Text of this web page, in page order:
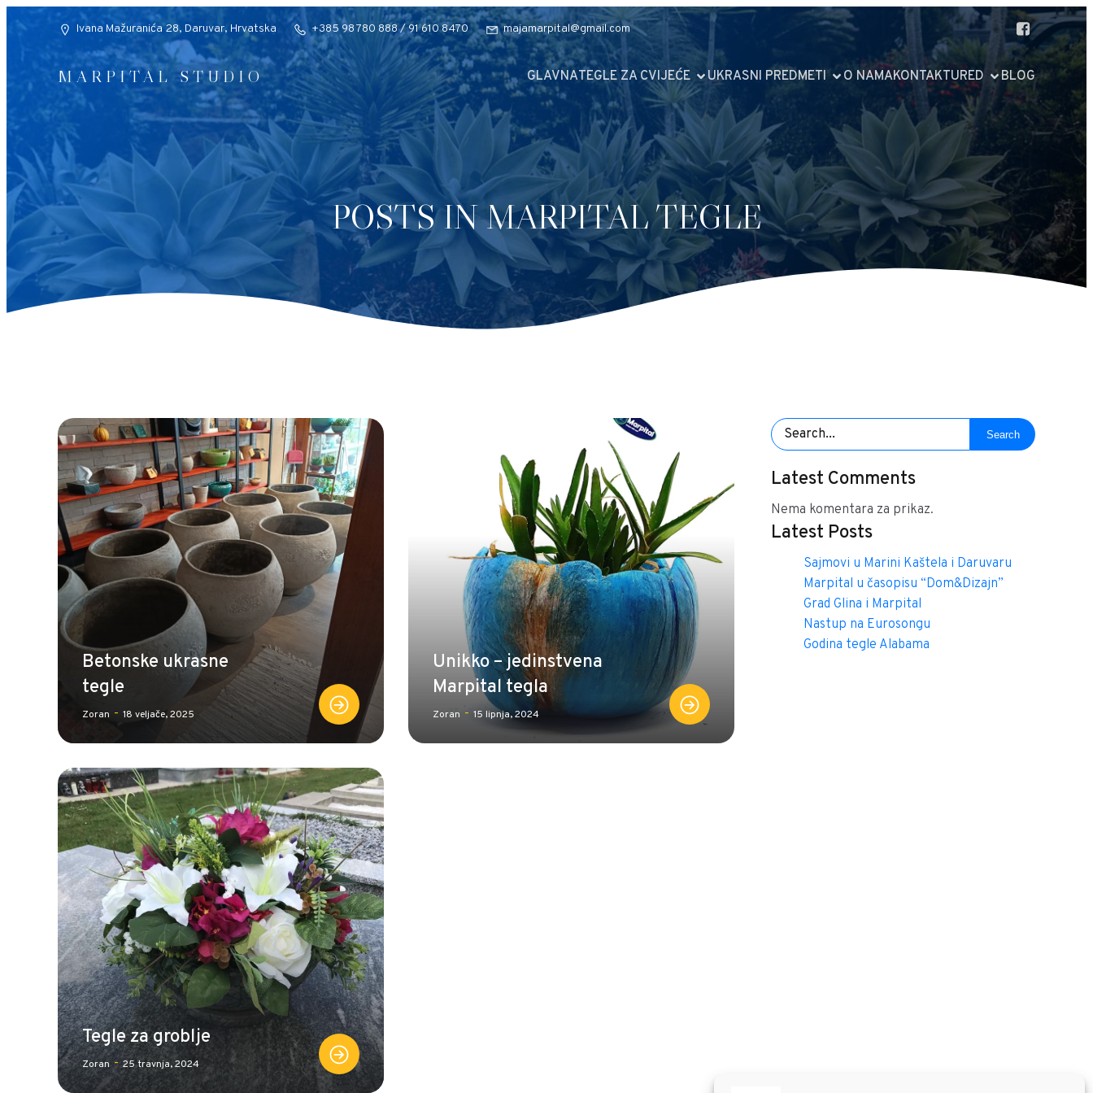
Ivana Mažuranića 28, Daruvar, Hrvatska +385 98 780 888 / 91 610 8470 majamarpital@gmail.com
MARPITAL STUDIO GLAVNATEGLE ZA CVIJEĆE UKRASNI PREDMETI O NAMAKONTAKTURED BLOG
POSTS IN MARPITAL TEGLE
Betonske ukrasne
tegle
Zoran - 18 veljače, 2025
Unikko – jedinstvena
Marpital tegla
Zoran - 15 lipnja, 2024
Tegle za groblje
Zoran - 25 travnja, 2024
Search
Latest Comments
Nema komentara za prikaz.
Latest Posts
Sajmovi u Marini Kaštela i Daruvaru
Marpital u časopisu “Dom&Dizajn”
Grad Glina i Marpital
Nastup na Eurosongu
Godina tegle Alabama